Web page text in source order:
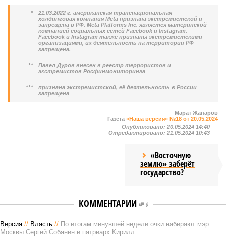
*
21.03.2022 г. американская транснациональная
холдинговая компания Meta признана экстремистской и
запрещена в РФ. Meta Platforms Inc. является материнской
компанией социальных сетей Facebook и Instagram.
Facebook и Instagram также признаны экстремистскими
организациями, их деятельность на территории РФ
запрещена.
**
Павел Дуров внесен в реестр террористов и
экстремистов Росфинмониторинга
***
признана экстремистской, её деятельность в России
запрещена
Марат Жапаров
Газета «Наша версия» №18 от 20.05.2024
Опубликовано: 20.05.2024 14:40
Отредактировано: 21.05.2024 10:43
«Восточную
землю» заберёт
государство?
КОММЕНТАРИИ 0
Версия // Власть // По итогам минувшей недели очки набирают мэр
Москвы Сергей Собянин и патриарх Кирилл